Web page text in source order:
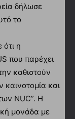
δήλωσε
το
η
που παρέχει
καθιστούν
καινοτομία και
NUC”. Η
μονάδα με